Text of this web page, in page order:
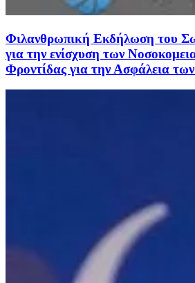
Φιλανθρωπική Εκδήλωση του
για την ενίσχυση των
Φροντίδας για την Ασφάλεια